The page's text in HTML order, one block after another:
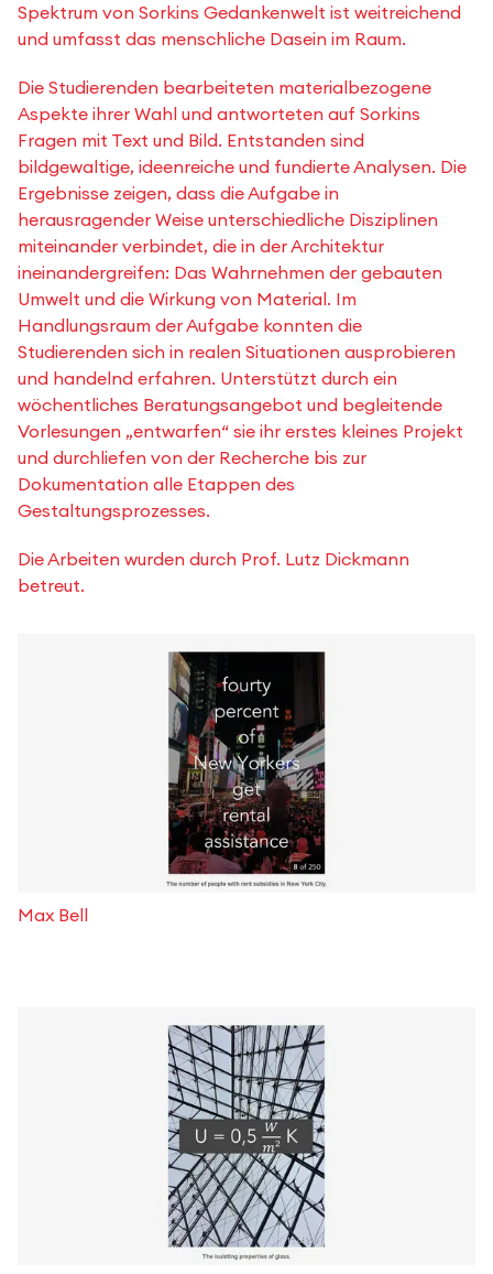
Spektrum von Sorkins Gedankenwelt ist weitreichend
und umfasst das menschliche Dasein im Raum.
Die Studierenden bearbeiteten materialbezogene
Aspekte ihrer Wahl und antworteten auf Sorkins
Fragen mit Text und Bild. Entstanden sind
bildgewaltige, ideenreiche und fundierte Analysen. Die
Ergebnisse zeigen, dass die Aufgabe in
herausragender Weise unterschiedliche Disziplinen
miteinander verbindet, die in der Architektur
ineinandergreifen: Das Wahrnehmen der gebauten
Umwelt und die Wirkung von Material. Im
Handlungsraum der Aufgabe konnten die
Studierenden sich in realen Situationen ausprobieren
und handelnd erfahren. Unterstützt durch ein
wöchentliches Beratungsangebot und begleitende
Vorlesungen „entwarfen“ sie ihr erstes kleines Projekt
und durchliefen von der Recherche bis zur
Dokumentation alle Etappen des
Gestaltungsprozesses.
Die Arbeiten wurden durch Prof. Lutz Dickmann
betreut.
Max Bell